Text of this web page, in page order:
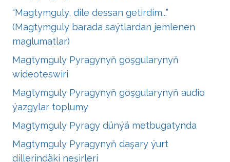
“Magtymguly, dile dessan getirdim...”
(Magtymguly barada saýtlardan jemlenen
maglumatlar)
Magtymguly Pyragynyň goşgularynyň
wideoteswiri
Magtymguly Pyragynyň goşgularynyň audio
ýazgylar toplumy
Magtymguly Pyragy dünýä metbugatynda
Magtymguly Pyragynyň daşary ýurt
dillerindäki neşirleri